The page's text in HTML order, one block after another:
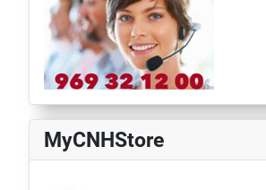
MyCNHStore